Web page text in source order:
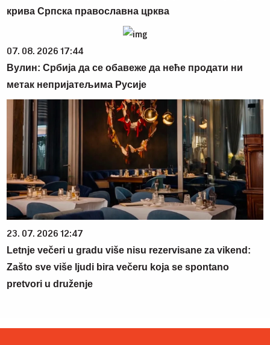
крива Српска православна црква
07. 08. 2026 17:44
Вулин: Србија да се обавеже да неће продати ни
метак непријатељима Русије
23. 07. 2026 12:47
Letnje večeri u gradu više nisu rezervisane za vikend:
Zašto sve više ljudi bira večeru koja se spontano
pretvori u druženje